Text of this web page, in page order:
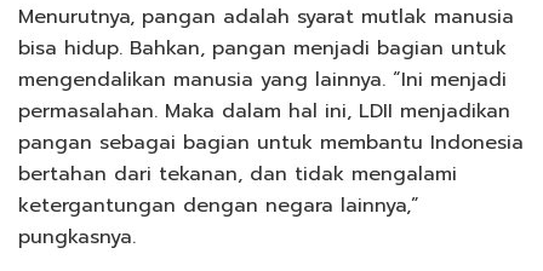
Menurutnya, pangan adalah syarat mutlak manusia
bisa hidup. Bahkan, pangan menjadi bagian untuk
mengendalikan manusia yang lainnya. “Ini menjadi
permasalahan. Maka dalam hal ini, LDII menjadikan
pangan sebagai bagian untuk membantu Indonesia
bertahan dari tekanan, dan tidak mengalami
ketergantungan dengan negara lainnya,”
pungkasnya.